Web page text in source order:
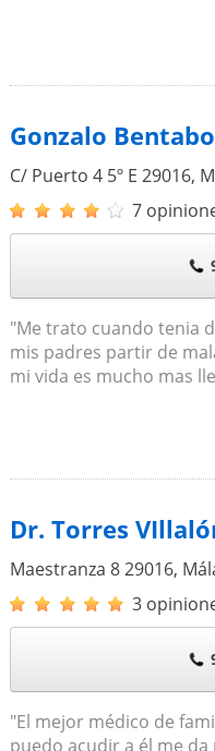
Gonzalo
C/ Puerto 4 5º E 29016,
7
"Me trato cuando tenia
mis padres partir de
mi vida es mucho mas
Dr. Torres
Maestranza 829016,
3
"El mejor médico de
puedo acudir a él me